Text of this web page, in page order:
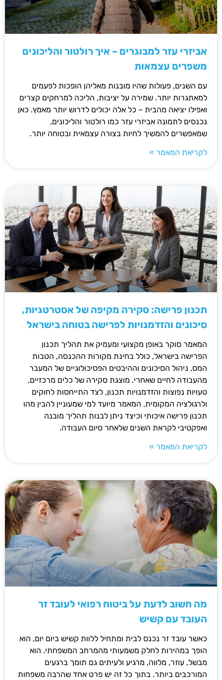
אביזרי עזר למבוגרים – איך רולטור והליכונים
משפרים עצמאות
עם השנים, פעולות שהיו מובנות מאליהן הופכות לפעמים
למאתגרות יותר. שמירה על יציבות, הליכה למרחקים קצרים
ואפילו יציאה מהבית – כל אלה יכולים לדרוש יותר מאמץ. כאן
נכנסים לתמונה אביזרי עזר כמו רולטור והליכונים,
שמאפשרים להמשיך לחיות בצורה עצמאית ובטוחה יותר.
לקריאת המאמר »
תכנון פרישה: סקירה מקיפה של אסטרטגיות,
סיכונים והזדמנויות לפרישה בטוחה בישראל
המאמר סוקר באופן מקצועי ומעמיק את תהליך תכנון
הפרישה בישראל, כולל בחינת מקורות ההכנסה, הטבות
המס, ניהול הסיכונים וההיבטים הפסיכולוגיים של המעבר
מהעבודה לחיים שאחרי. מוצגת סקירה של כלים מרכזיים,
טעויות נפוצות והזדמנויות תכנון, לצד התייחסות לחוקים
ולרגולציה המקומית. המאמר מיועד למי שמעוניין להבין מהו
תכנון פרישה איכותי וכיצד ניתן לבנות תהליך מובנה
ואפקטיבי לקראת השנים שלאחר סיום העבודה.
לקריאת המאמר »
מה חשוב לדעת על ביטוח רפואי לעובד זר
העובד עם קשיש
כאשר עובד זר נכנס לבית ומתחיל ללוות קשיש ביום יום, הוא
הופך במהירות לחלק משמעותי מהמרחב המשפחתי. הוא
מבשל, עוזר, מלווה, מרגיע ולעיתים גם תומך ברגעים
המורכבים ביותר. בתוך כל זה יש פרט אחד שהרבה משפחות